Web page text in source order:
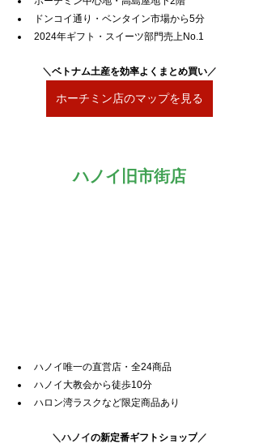
ドンコイ通り・ベンタイン市場から5分
2024年ギフト・スイーツ部門売上No.1
＼ベトナム土産を効率よくまとめ買い／
ホーチミン店のマップを見る
ハノイ旧市街店
ハノイ唯一の直営店・全24商品
ハノイ大教会から徒歩10分
ハロン湾ラスクなど限定商品あり
＼ハノイの新定番ギフトショップ ／